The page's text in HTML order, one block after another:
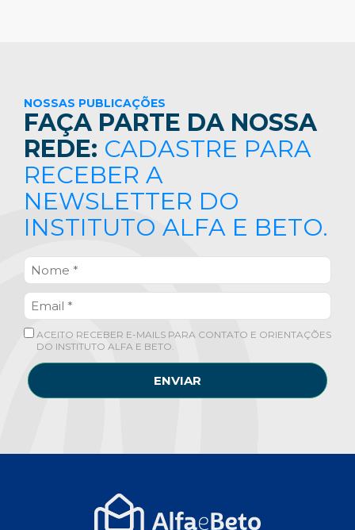
NOSSAS PUBLICAÇÕES
FAÇA PARTE DA NOSSA
REDE: CADASTRE PARA
RECEBER A
NEWSLETTER DO
INSTITUTO ALFA E BETO.
ACEITO RECEBER E-MAILS PARA CONTATO E ORIENTAÇÕES
DO INSTITUTO ALFA E BETO.
ENVIAR